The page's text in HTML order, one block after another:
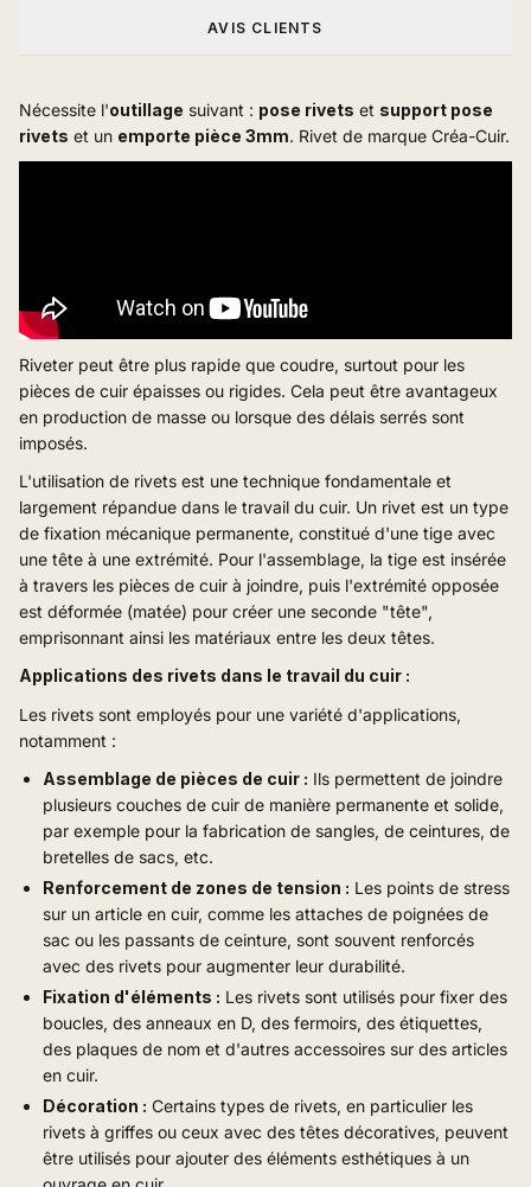
AVIS CLIENTS
Nécessite l'outillage suivant : pose rivets et support pose
rivets et un emporte pièce 3mm. Rivet de marque Créa-Cuir.
Riveter peut être plus rapide que coudre, surtout pour les
pièces de cuir épaisses ou rigides. Cela peut être avantageux
en production de masse ou lorsque des délais serrés sont
imposés.
L'utilisation de rivets est une technique fondamentale et
largement répandue dans le travail du cuir. Un rivet est un type
de fixation mécanique permanente, constitué d'une tige avec
une tête à une extrémité. Pour l'assemblage, la tige est insérée
à travers les pièces de cuir à joindre, puis l'extrémité opposée
est déformée (matée) pour créer une seconde "tête",
emprisonnant ainsi les matériaux entre les deux têtes.
Applications des rivets dans le travail du cuir :
Les rivets sont employés pour une variété d'applications,
notamment :
Assemblage de pièces de cuir : Ils permettent de joindre
plusieurs couches de cuir de manière permanente et solide,
par exemple pour la fabrication de sangles, de ceintures, de
bretelles de sacs, etc.
Renforcement de zones de tension : Les points de stress
sur un article en cuir, comme les attaches de poignées de
sac ou les passants de ceinture, sont souvent renforcés
avec des rivets pour augmenter leur durabilité.
Fixation d'éléments : Les rivets sont utilisés pour fixer des
boucles, des anneaux en D, des fermoirs, des étiquettes,
des plaques de nom et d'autres accessoires sur des articles
en cuir.
Décoration : Certains types de rivets, en particulier les
rivets à griffes ou ceux avec des têtes décoratives, peuvent
être utilisés pour ajouter des éléments esthétiques à un